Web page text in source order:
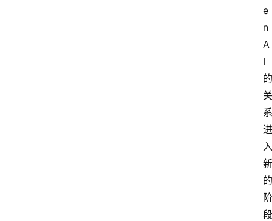
e
n
A
I
的
关
系
进
入
新
的
阶
段